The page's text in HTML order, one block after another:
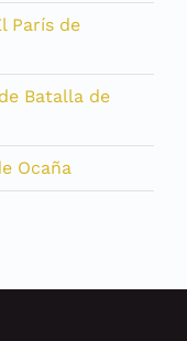
París de
Batalla de
Ocaña